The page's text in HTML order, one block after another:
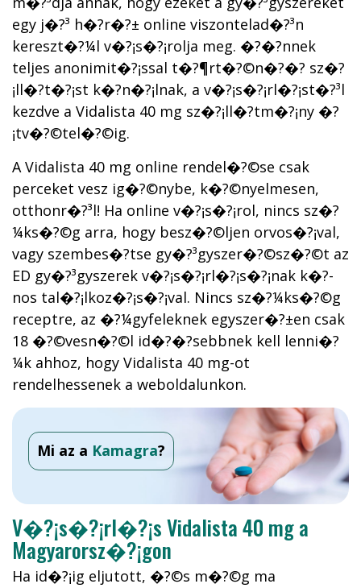
egy j�?³ h�?­r�?± online viszontelad�?³n
kereszt�?¼l v�?¡s�?¡rolja meg. �?�?nnek
teljes anonimit�?¡ssal t�?¶rt�?©n�?�? sz�?
¡ll�?­t�?¡st k�?­n�?¡lnak, a v�?¡s�?¡rl�?¡st�?³l
kezdve a Vidalista 40 mg sz�?¡ll�?­tm�?¡ny �?
¡tv�?©tel�?©ig.
A Vidalista 40 mg online rendel�?©se csak
perceket vesz ig�?©nybe, k�?©nyelmesen,
otthonr�?³l! Ha online v�?¡s�?¡rol, nincs sz�?
¼ks�?©g arra, hogy besz�?©ljen orvos�?¡val,
vagy szembes�?­tse gy�?³gyszer�?©sz�?©t az
ED gy�?³gyszerek v�?¡s�?¡rl�?¡s�?¡nak k�?­
nos tal�?¡lkoz�?¡s�?¡val. Nincs sz�?¼ks�?©g
receptre, az �?¼gyfeleknek egyszer�?±en csak
18 �?©vesn�?©l id�?�?sebbnek kell lenni�?
¼k ahhoz, hogy Vidalista 40 mg-ot
rendelhessenek a weboldalunkon.
Mi az a Kamagra?
V�?¡s�?¡rl�?¡s Vidalista 40 mg a
Magyarorsz�?¡gon
Ha id�?¡ig eljutott, �?©s m�?©g ma